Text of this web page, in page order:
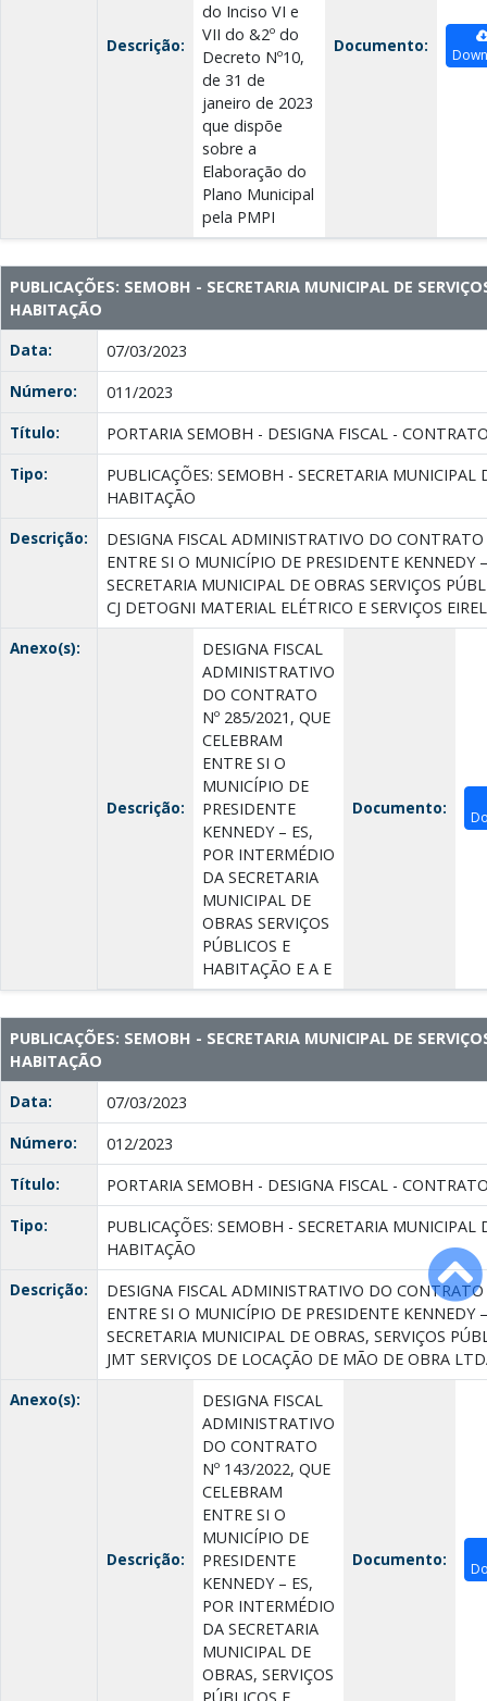
Descrição:
do Inciso VI e
VII do &2º do
Decreto Nº10,
de 31 de
janeiro de 2023
que dispõe
sobre a
Elaboração do
Plano Municipal
pela PMPI
Documento:
PUBLICAÇÕES: SEMOBH - SECRETARIA MUNICIPAL DE
HABITAÇÃO
Data:
07/03/2023
Número:
011/2023
Título:
PORTARIA SEMOBH - DESIGNA FISCAL -
Tipo:
PUBLICAÇÕES: SEMOBH - SECRETARIA MUNICIPAL
HABITAÇÃO
Descrição:
DESIGNA FISCAL ADMINISTRATIVO DO
ENTRE SI O MUNICÍPIO DE PRESIDENTE KENNEDY
SECRETARIA MUNICIPAL DE OBRAS SERVIÇOS
CJ DETOGNI MATERIAL ELÉTRICO E SERVIÇOS
Anexo(s):
Descrição:
DESIGNA FISCAL
ADMINISTRATIVO
DO CONTRATO
Nº 285/2021, QUE
CELEBRAM
ENTRE SI O
MUNICÍPIO DE
PRESIDENTE
KENNEDY – ES,
POR INTERMÉDIO
DA SECRETARIA
MUNICIPAL DE
OBRAS SERVIÇOS
PÚBLICOS E
HABITAÇÃO E A E
Documento:
PUBLICAÇÕES: SEMOBH - SECRETARIA MUNICIPAL DE
HABITAÇÃO
Data:
07/03/2023
Número:
012/2023
Título:
PORTARIA SEMOBH - DESIGNA FISCAL -
Tipo:
PUBLICAÇÕES: SEMOBH - SECRETARIA MUNICIPAL
HABITAÇÃO
Descrição:
DESIGNA FISCAL ADMINISTRATIVO DO
ENTRE SI O MUNICÍPIO DE PRESIDENTE KENNEDY
SECRETARIA MUNICIPAL DE OBRAS, SERVIÇOS
JMT SERVIÇOS DE LOCAÇÃO DE MÃO DE OBRA
Anexo(s):
Descrição:
DESIGNA FISCAL
ADMINISTRATIVO
DO CONTRATO
Nº 143/2022, QUE
CELEBRAM
ENTRE SI O
MUNICÍPIO DE
PRESIDENTE
KENNEDY – ES,
POR INTERMÉDIO
DA SECRETARIA
MUNICIPAL DE
OBRAS, SERVIÇOS
Documento: